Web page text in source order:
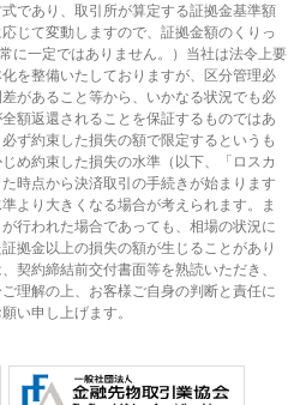
であり、取引所が算定する証拠金基準額
じて変動しますので、証拠金額のくりっ
に一定ではありません。）当社は法令上要
を整備いたしておりますが、区分管理必
があること等から、いかなる状況でも必
額返還されることを保証するものではあ
ず約束した損失の額で限定するというも
め約束した損失の水準（以下、「ロスカ
時点から決済取引の手続きが始まります
より大きくなる場合が考えられます。ま
行われた場合であっても、相場の状況に
拠金以上の損失の額が生じることがあり
契約締結前交付書面等を熟読いただき、
理解の上、お客様ご自身の判断と責任に
い申し上げます。